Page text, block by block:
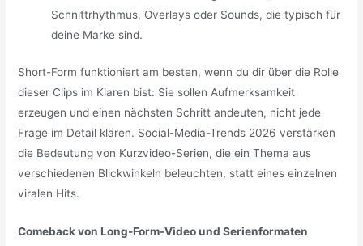
Schnittrhythmus, Overlays oder Sounds, die typisch für
deine Marke sind.
Short-Form funktioniert am besten, wenn du dir über die Rolle
dieser Clips im Klaren bist: Sie sollen Aufmerksamkeit
erzeugen und einen nächsten Schritt andeuten, nicht jede
Frage im Detail klären. Social-Media-Trends 2026 verstärken
die Bedeutung von Kurzvideo-Serien, die ein Thema aus
verschiedenen Blickwinkeln beleuchten, statt eines einzelnen
viralen Hits.
Comeback von Long-Form-Video und Serienformaten